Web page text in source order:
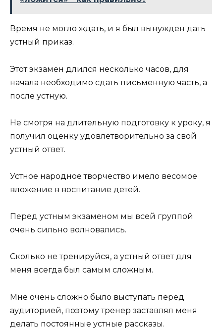
Время не могло ждать, и я был вынужден дать
устный приказ.
Этот экзамен длился несколько часов, для
начала необходимо сдать письменную часть, а
после устную.
Не смотря на длительную подготовку к уроку, я
получил оценку удовлетворительно за свой
устный ответ.
Устное народное творчество имело весомое
вложение в воспитание детей.
Перед устным экзаменом мы всей группой
очень сильно волновались.
Сколько не тренируйся, а устный ответ для
меня всегда был самым сложным.
Мне очень сложно было выступать перед
аудиторией, поэтому тренер заставлял меня
делать постоянные устные рассказы.